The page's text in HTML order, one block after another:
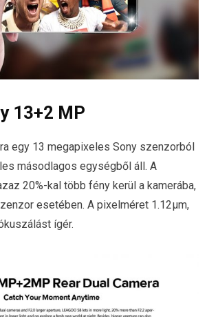
13+2 MP
egy 13 megapixeles Sony szenzorból
másodlagos egységből áll. A
20%-kal több fény kerül a kamerába,
esetében. A pixelméret 1.12μm,
ígér.